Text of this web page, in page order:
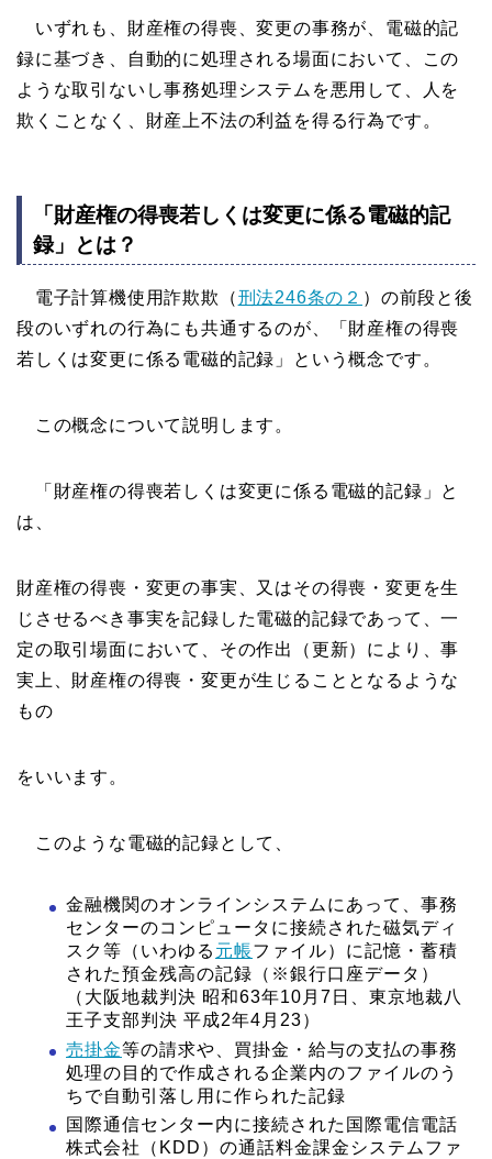
いずれも、財産権の得喪、変更の事務が、電磁的記
録に基づき、自動的に処理される場面において、この
ような取引ないし事務処理システムを悪用して、人を
欺くことなく、財産上不法の利益を得る行為です。
「財産権の得喪若しくは変更に係る電磁的記
録」とは？
電子計算機使用詐欺欺（刑法246条の２ ）の前段と後
段のいずれの行為にも共通するのが、「財産権の得喪
若しくは変更に係る電磁的記録」という概念です。
この概念について説明します。
「財産権の得喪若しくは変更に係る電磁的記録」と
は、
財産権の得喪・変更の事実、又はその得喪・変更を生
じさせるべき事実を記録した電磁的記録であって、一
定の取引場面において、その作出（更新）により、事
実上、財産権の得喪・変更が生じることとなるような
もの
をいいます。
このような電磁的記録として、
金融機関のオンラインシステムにあって、事務
センターのコンピュータに接続された磁気ディ
スク等（いわゆる 元帳ファイル）に記憶・蓄積
された預金残高の記録（※銀行口座データ）
（大阪地裁判決 昭和63年10月7日、東京地裁八
王子支部判決 平成2年4月23）
売掛金等の請求や、買掛金・給与の支払の事務
処理の目的で作成される企業内のファイルのう
ちで自動引落し用に作られた記録
国際通信センター内に接続された国際電信電話
株式会社（KDD）の通話料金課金システムファ